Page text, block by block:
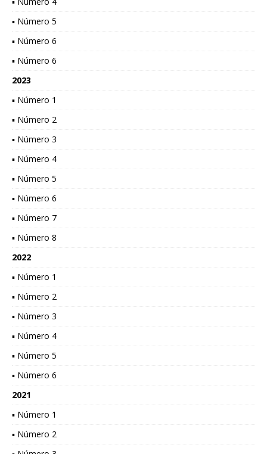
▪ Número 5
▪ Número 6
▪ Número 6
2023
▪ Número 1
▪ Número 2
▪ Número 3
▪ Número 4
▪ Número 5
▪ Número 6
▪ Número 7
▪ Número 8
2022
▪ Número 1
▪ Número 2
▪ Número 3
▪ Número 4
▪ Número 5
▪ Número 6
2021
▪ Número 1
▪ Número 2